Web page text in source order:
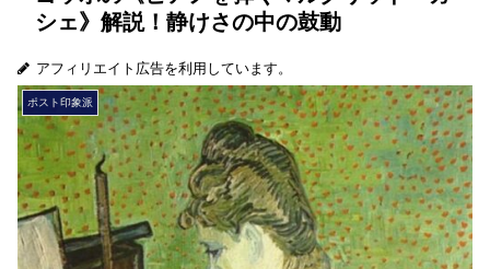
シェ》解説！静けさの中の鼓動
アフィリエイト広告を利用しています。
ポスト印象派